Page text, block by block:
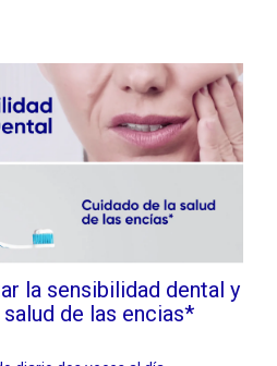
la sensibilidad dental y
de las encias*